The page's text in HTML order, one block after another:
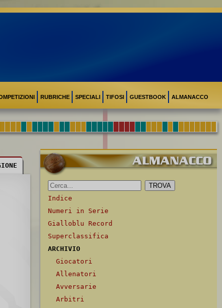
RUBRICHE SPECIALI TIFOSI GUESTBOOK ALMANACCO
Indice
Numeri in Serie
Gialloblu Record
Superclassifica
ARCHIVIO
Giocatori
Allenatori
Avversarie
Arbitri